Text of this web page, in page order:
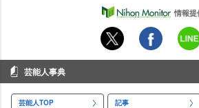
情報
芸能人事典
芸能人TOP 記事